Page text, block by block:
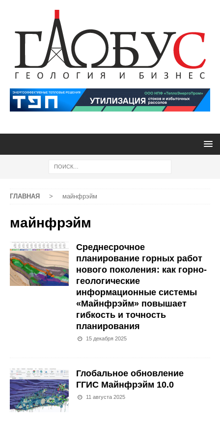
ГЛАВНАЯ > майнфрэйм
майнфрэйм
Среднесрочное
планирование горных работ
нового поколения: как горно-
геологические
информационные системы
«Майнфрэйм» повышает
гибкость и точность
планирования
15 декабря 2025
Глобальное обновление
ГГИС Майнфрэйм 10.0
11 августа 2025